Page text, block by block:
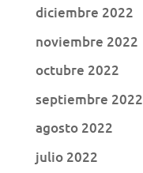
diciembre 2022
noviembre 2022
octubre 2022
septiembre 2022
agosto 2022
julio 2022